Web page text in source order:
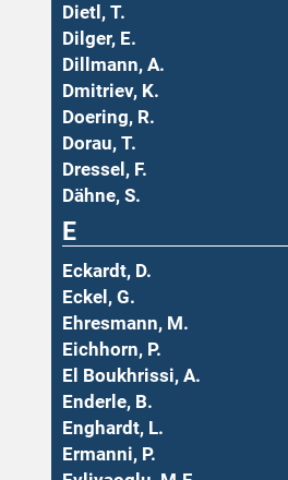
Dietl, T.
Dilger, E.
Dillmann, A.
Dmitriev, K.
Doering, R.
Dorau, T.
Dressel, F.
Dähne, S.
E
Eckardt, D.
Eckel, G.
Ehresmann, M.
Eichhorn, P.
El Boukhrissi, A.
Enderle, B.
Enghardt, L.
Ermanni, P.